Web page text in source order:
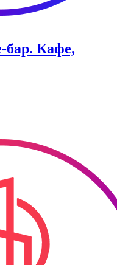
бар. Кафе,